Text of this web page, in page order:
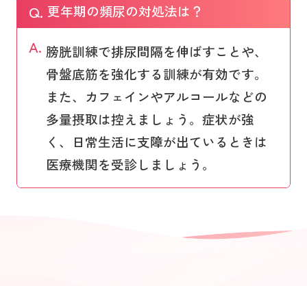
Q. 更年期の頻尿の対処法は？
A. 膀胱訓練で排尿間隔を伸ばすことや、
骨盤底筋を強化する訓練が有効です。
また、カフェインやアルコールなどの
多量摂取は控えましょう。症状が強
く、日常生活に支障が出ているときは
医療機関を受診しましょう。